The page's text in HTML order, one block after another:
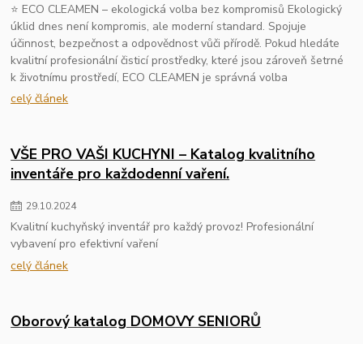
⭐ ECO CLEAMEN – ekologická volba bez kompromisů Ekologický
úklid dnes není kompromis, ale moderní standard. Spojuje
účinnost, bezpečnost a odpovědnost vůči přírodě. Pokud hledáte
kvalitní profesionální čisticí prostředky, které jsou zároveň šetrné
k životnímu prostředí, ECO CLEAMEN je správná volba
celý článek
VŠE PRO VAŠI KUCHYNI – Katalog kvalitního
inventáře pro každodenní vaření.
29.10.2024
Kvalitní kuchyňský inventář pro každý provoz! Profesionální
vybavení pro efektivní vaření
celý článek
Oborový katalog DOMOVY SENIORŮ